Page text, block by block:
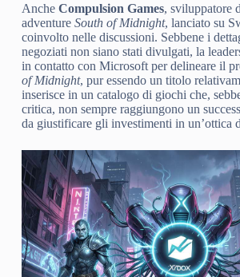
Anche Compulsion Games, sviluppatore
adventure South of Midnight, lanciato su
coinvolto nelle discussioni. Sebbene i
negoziati non siano stati divulgati, la
in contatto con Microsoft per delineare il
of Midnight, pur essendo un titolo
inserisce in un catalogo di giochi che,
critica, non sempre raggiungono un
da giustificare gli investimenti in un’ottica